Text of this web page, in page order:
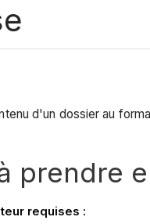
d'un dossier au
prendre
requises :